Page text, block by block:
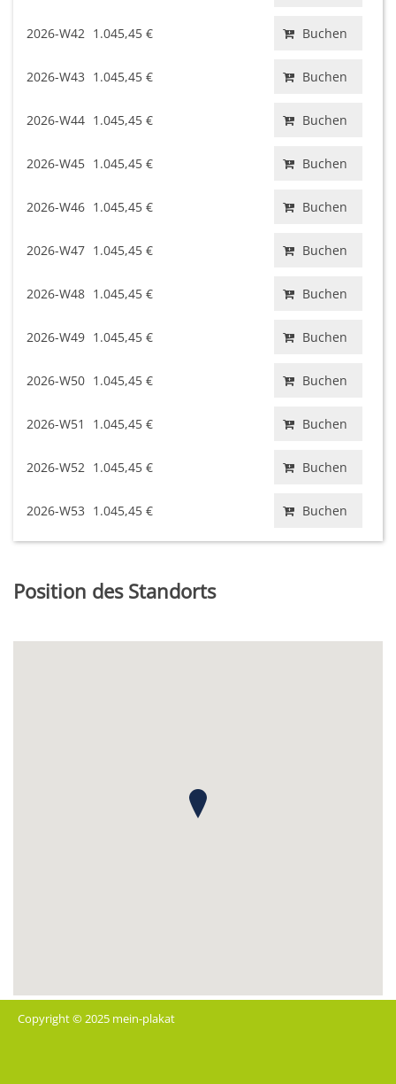
2026-W42 1.045,45 € Buchen
2026-W43 1.045,45 € Buchen
2026-W44 1.045,45 € Buchen
2026-W45 1.045,45 € Buchen
2026-W46 1.045,45 € Buchen
2026-W47 1.045,45 € Buchen
2026-W48 1.045,45 € Buchen
2026-W49 1.045,45 € Buchen
2026-W50 1.045,45 € Buchen
2026-W51 1.045,45 € Buchen
2026-W52 1.045,45 € Buchen
2026-W53 1.045,45 € Buchen
Position des Standorts
Copyright © 2025 mein-plakat